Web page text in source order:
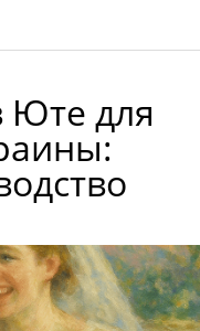
Юте для